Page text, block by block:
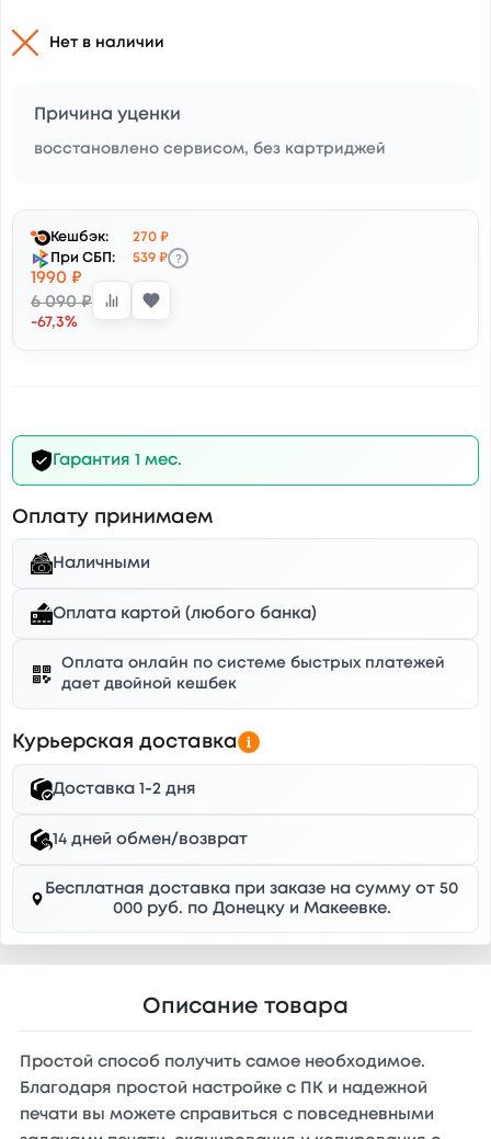
Нет в наличии
Причина уценки
восстановлено сервисом, без картриджей
Кешбэк:
270 ₽
При СБП:
539 ₽ ?
1990 ₽
6 090 ₽
-67,3%
Гарантия 1 мес.
Оплату принимаем
Наличными
Оплата картой (любого банка)
Оплата онлайн по системе быстрых платежей
дает двойной кешбек
Курьерская доставка
Доставка 1-2 дня
14 дней обмен/возврат
Бесплатная доставка при заказе на сумму от 50
000 руб. по Донецку и Макеевке.
Описание товара
Простой способ получить самое необходимое.
Благодаря простой настройке с ПК и надежной
печати вы можете справиться с повседневными